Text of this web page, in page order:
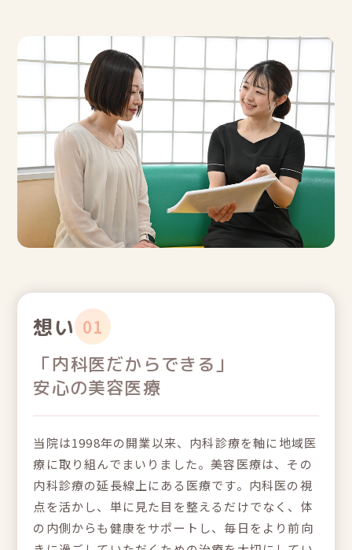
想い 01
「内科医だからできる」
安心の美容医療
当院は1998年の開業以来、内科診療を軸に地域医
療に取り組んでまいりました。美容医療は、その
内科診療の延長線上にある医療です。内科医の視
点を活かし、単に見た目を整えるだけでなく、体
の内側からも健康をサポートし、毎日をより前向